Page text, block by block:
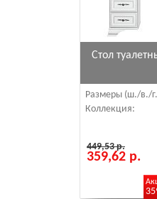
Стол
Размеры (ш./в./
Коллекция:
449,53 р.
359,62 р.